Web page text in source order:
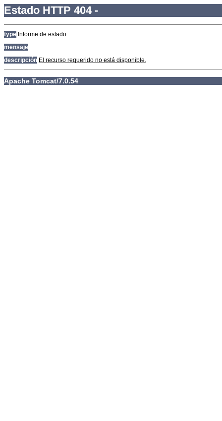
Estado HTTP 404 -
type Informe de estado
mensaje
descripción El recurso requerido no está disponible.
Apache Tomcat/7.0.54